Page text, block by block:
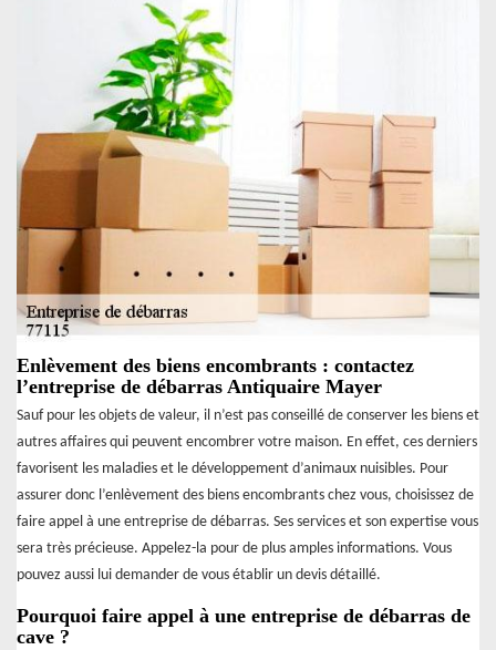
Enlèvement des biens encombrants : contactez
l’entreprise de débarras Antiquaire Mayer
Sauf pour les objets de valeur, il n’est pas conseillé de conserver les biens et
autres affaires qui peuvent encombrer votre maison. En effet, ces derniers
favorisent les maladies et le développement d’animaux nuisibles. Pour
assurer donc l’enlèvement des biens encombrants chez vous, choisissez de
faire appel à une entreprise de débarras. Ses services et son expertise vous
sera très précieuse. Appelez-la pour de plus amples informations. Vous
pouvez aussi lui demander de vous établir un devis détaillé.
Pourquoi faire appel à une entreprise de débarras de
cave ?